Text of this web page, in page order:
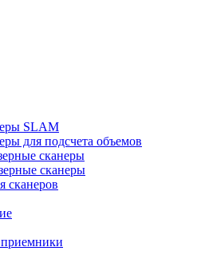
SLAM
для подсчета объемов
сканеры
сканеры
сканеров
приемники